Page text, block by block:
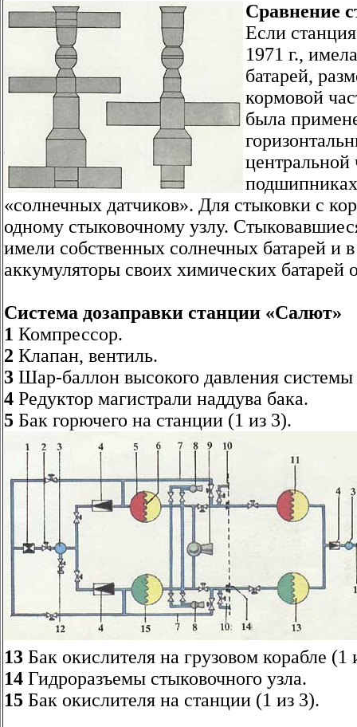
Сравнение
Если
1971 г.,
батарей,
кормовой
была
«солнечных датчиков». Для стыковки с
одному стыковочному узлу.
имели собственных солнечных батарей и
аккумуляторы своих химических батарей
Система дозаправки станции «Салют»
1 Компрессор.
2 Клапан, вентиль.
3 Шар-баллон высокого давления
4 Редуктор магистрали наддува бака.
5 Бак горючего на станции (1 из 3).
13 Бак окислителя на грузовом корабле (1
14 Гидроразъемы стыковочного узла.
15 Бак окислителя на станции (1 из 3).